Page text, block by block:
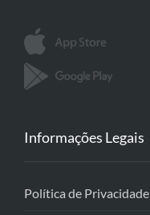
Informações Legais
Política de Privacidade